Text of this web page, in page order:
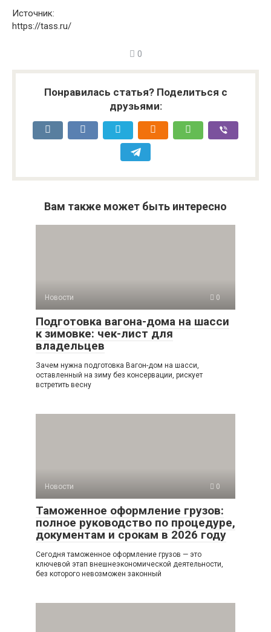
Источник:
https://tass.ru/
0
Понравилась статья? Поделиться с
друзьями:
Вам также может быть интересно
Новости 0
Подготовка вагона-дома на шасси
к зимовке: чек-лист для
владельцев
Зачем нужна подготовка Вагон-дом на шасси,
оставленный на зиму без консервации, рискует
встретить весну
Новости 0
Таможенное оформление грузов:
полное руководство по процедуре,
документам и срокам в 2026 году
Сегодня таможенное оформление грузов — это
ключевой этап внешнеэкономической деятельности,
без которого невозможен законный